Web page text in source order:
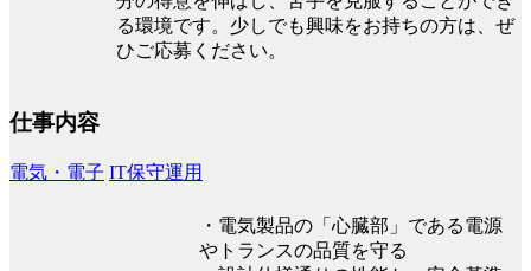
る環境です。少しでも興味をお持ちの方は、ぜ
ひご応募ください。
仕事内容
電気・電子 IT保守運用
・電気製品の「心臓部」である電源
やトランスの品質を守る